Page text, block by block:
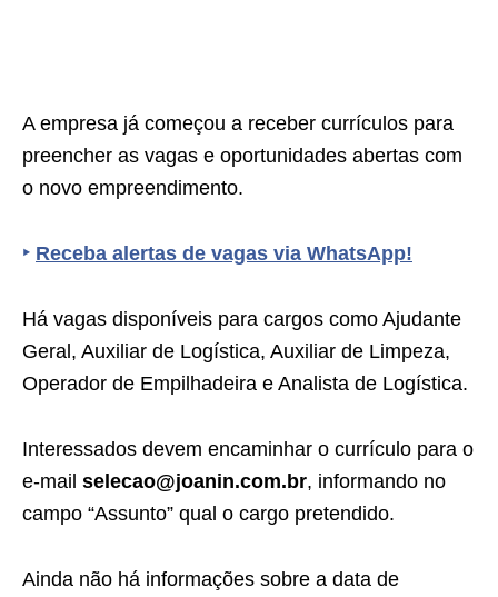
A empresa já começou a receber currículos para
preencher as vagas e oportunidades abertas com
o novo empreendimento.
‣ Receba alertas de vagas via WhatsApp!
Há vagas disponíveis para cargos como Ajudante
Geral, Auxiliar de Logística, Auxiliar de Limpeza,
Operador de Empilhadeira e Analista de Logística.
Interessados devem encaminhar o currículo para o
e-mail selecao@joanin.com.br, informando no
campo “Assunto” qual o cargo pretendido.
Ainda não há informações sobre a data de